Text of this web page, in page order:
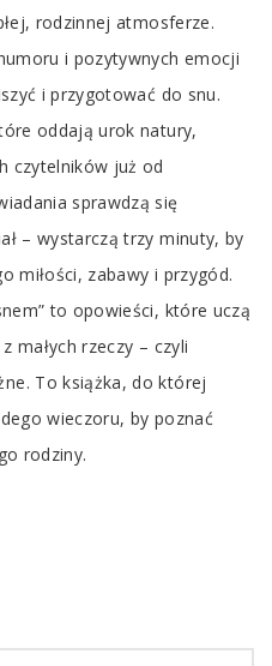
rodzinnej atmosferze.
i pozytywnych emocji
i przygotować do snu.
oddają urok natury,
czytelników już od
sprawdzą się
– wystarczą trzy minuty, by
miłości, zabawy i przygód.
to opowieści, które uczą
małych rzeczy – czyli
To książka, do której
wieczoru, by poznać
rodziny.